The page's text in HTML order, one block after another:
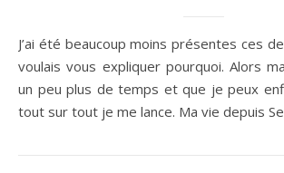
J’ai été beaucoup moins présentes ces derniers mois et je
voulais vous expliquer pourquoi. Alors
un peu plus de temps et que je peux
tout sur tout je me lance. Ma vie depuis